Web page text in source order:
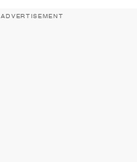
ADVERTISEMENT